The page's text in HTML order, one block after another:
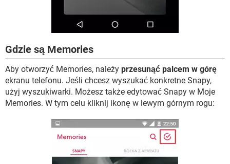
Gdzie są Memories
Aby otworzyć Memories, należy przesunąć palcem w górę
ekranu telefonu. Jeśli chcesz wyszukać konkretne Snapy,
użyj wyszukiwarki. Możesz także edytować Snapy w Moje
Memories. W tym celu kliknij ikonę w lewym górnym rogu: